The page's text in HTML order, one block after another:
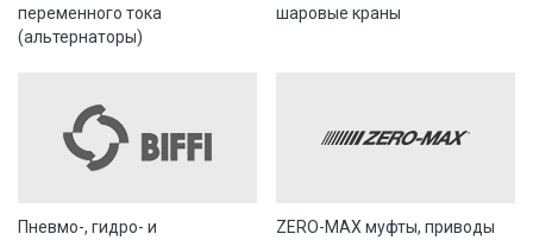
переменного тока
(альтернаторы)
шаровые краны
Пневмо-, гидро- и
ZERO-MAX муфты, приводы